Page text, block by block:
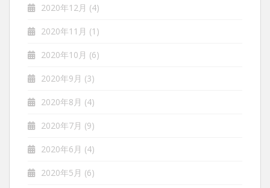
2020年12月 (4)
2020年11月 (1)
2020年10月 (6)
2020年9月 (3)
2020年8月 (4)
2020年7月 (9)
2020年6月 (4)
2020年5月 (6)